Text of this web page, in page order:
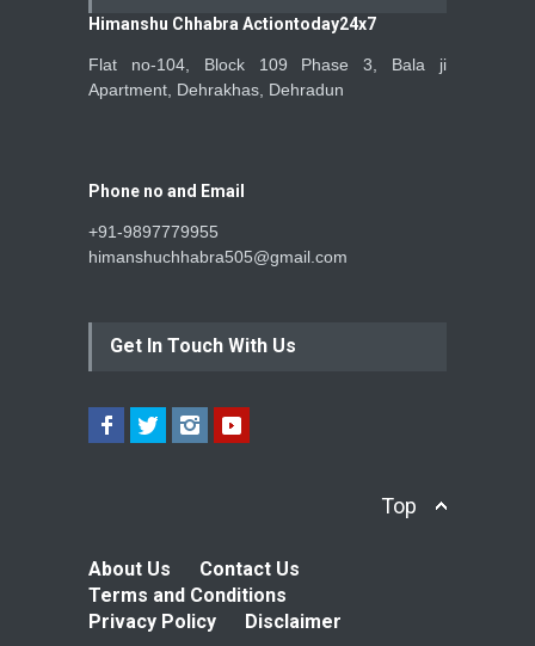
Himanshu Chhabra Actiontoday24x7
Flat no-104, Block 109 Phase 3, Bala ji
Apartment, Dehrakhas, Dehradun
Phone no and Email
+91-9897779955
himanshuchhabra505@gmail.com
Get In Touch With Us
Top
About Us
Contact Us
Terms and Conditions
Privacy Policy
Disclaimer